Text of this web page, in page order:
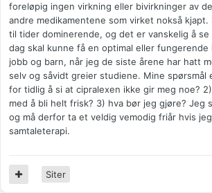
foreløpig ingen virkning eller bivirkninger av
andre medikamentene som virket nokså
til tider dominerende, og det er vanskelig å
dag skal kunne få en optimal eller fungerende
jobb og barn, når jeg de siste årene har hatt
selv og såvidt greier studiene. Mine spørsmål
for tidlig å si at cipralexen ikke gir meg noe?
med å bli helt frisk? 3) hva bør jeg gjøre? Jeg
og må derfor ta et veldig vemodig friår hvis
samtaleterapi.
Siter